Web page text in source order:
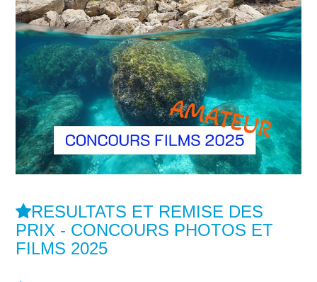
RESULTATS ET REMISE DES
PRIX - CONCOURS PHOTOS ET
FILMS 2025